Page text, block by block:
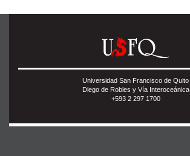
Universidad San Francisco de Quito
Diego de Robles y Vía Interoceánica
+593 2 297 1700